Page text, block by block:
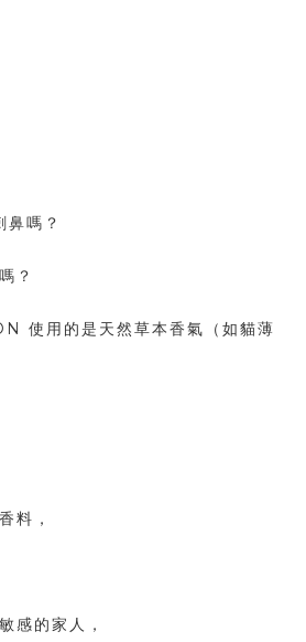
嗎？
？
使用的是天然草本香氣（如貓薄
料，
感的家人，